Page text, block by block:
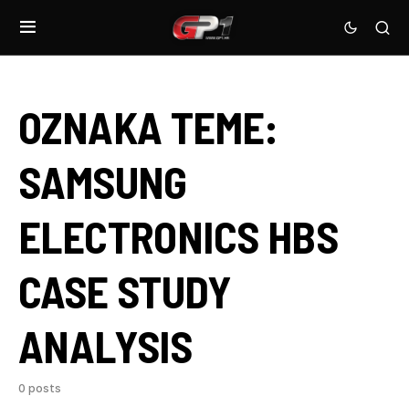
OZNAKA TEME:
SAMSUNG
ELECTRONICS HBS
CASE STUDY
ANALYSIS
0 posts